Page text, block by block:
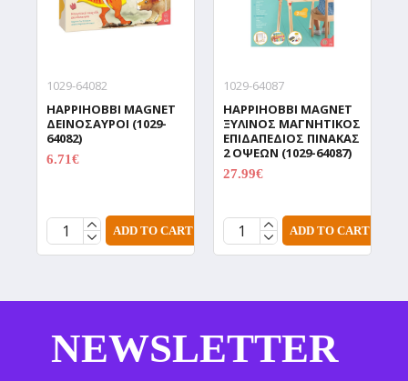
1029-64082
HAPPIHOBBI MAGNET
ΔΕΙΝΟΣΑΥΡΟΙ (1029-
64082)
6.71€
ADD TO CART
1029-64087
HAPPIHOBBI MAGNET
ΞΥΛΙΝΟΣ ΜΑΓΝΗΤΙΚΟΣ
ΕΠΙΔΑΠΕΔΙΟΣ ΠΙΝΑΚΑΣ
2 ΟΨΕΩΝ (1029-64087)
27.99€
ADD TO CART
NEWSLETTER